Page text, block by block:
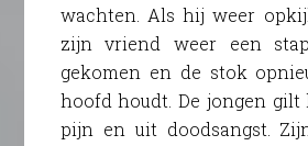
wachten. Als hij weer
zijn vriend weer een
gekomen en de stok
hoofd houdt. De jongen gilt
pijn en uit doodsangst.